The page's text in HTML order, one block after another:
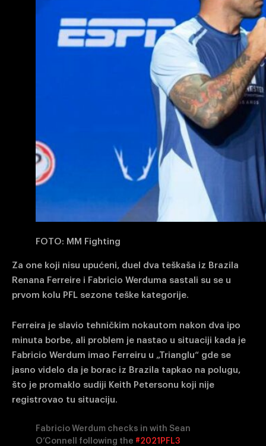
FOTO: MM Fighting
Za one koji nisu upućeni, duel dva teškaša iz Brazila
Renana Ferreire i Fabricio Werduma sastali su se u
prvom kolu PFL sezone teške kategorije.
Ferreira je slavio tehničkim nokautom nakon dva ipo
minuta borbe, ali problem je nastao u situaciji kada je
Fabricio Werdum imao Ferreiru u „Trianglu“ gde se
jasno videlo da je borac iz Brazila tapkao na polugu,
što je promaklo sudiji Keith Petersonu koji nije
registrovao tu situaciju.
Fabricio Werdum checks in with Sean
O’Connell following the #2021PFL3